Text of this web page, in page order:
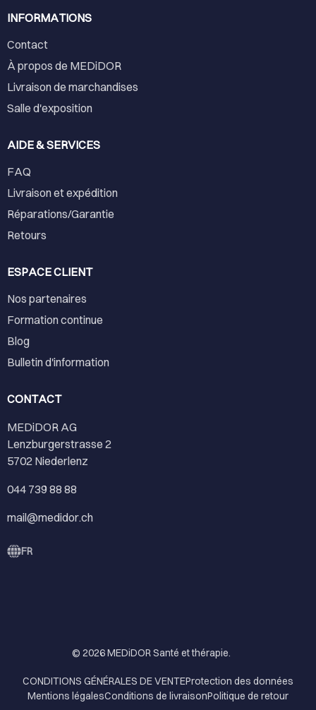
INFORMATIONS
Contact
À propos de MEDiDOR
Livraison de marchandises
Salle d'exposition
AIDE & SERVICES
FAQ
Livraison et expédition
Réparations/Garantie
Retours
ESPACE CLIENT
Nos partenaires
Formation continue
Blog
Bulletin d'information
CONTACT
MEDiDOR AG
Lenzburgerstrasse 2
5702 Niederlenz
044 739 88 88
mail@medidor.ch
FR
© 2026MEDiDOR Santé et thérapie.
CONDITIONS GÉNÉRALES DE VENTEProtection des données
Mentions légalesConditions de livraisonPolitique de retour